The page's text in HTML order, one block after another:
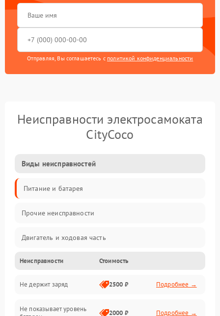
Отправляя, Вы соглашаетесь с политикой конфиденциальности
Неисправности электросамоката
CityCoco
Виды неисправностей
Питание и батарея
Прочие неисправности
Двигатель и ходовая часть
Тормоза и безопасность
Подвеска и колеса
Электроника и управление
Неисправности Стоимость
Не держит заряд 2500 ₽ Подробнее →
Не показывает уровень
2000 ₽ Подробнее →